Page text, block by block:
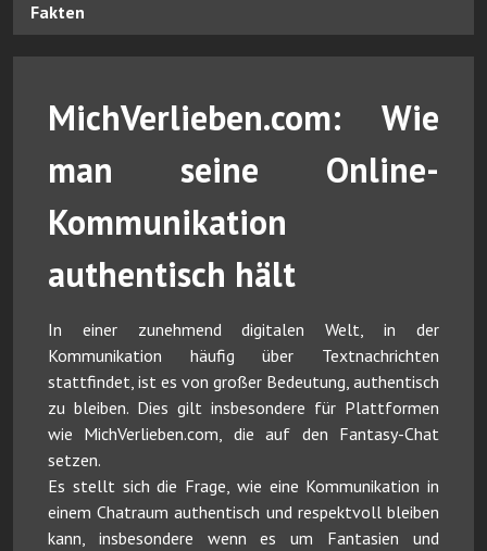
Fakten
MichVerlieben.com: Wie
man seine Online-
Kommunikation
authentisch hält
In einer zunehmend digitalen Welt, in der
Kommunikation häufig über Textnachrichten
stattfindet, ist es von großer Bedeutung, authentisch
zu bleiben. Dies gilt insbesondere für Plattformen
wie MichVerlieben.com, die auf den Fantasy-Chat
setzen.
Es stellt sich die Frage, wie eine Kommunikation in
einem Chatraum authentisch und respektvoll bleiben
kann, insbesondere wenn es um Fantasien und